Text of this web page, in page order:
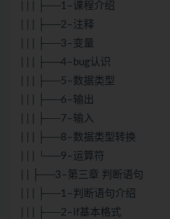
| | | ├──1–课程介绍
| | | ├──2–注释
| | | ├──3–变量
| | | ├──4–bug认识
| | | ├──5–数据类型
| | | ├──6–输出
| | | ├──7–输入
| | | ├──8–数据类型转换
| | | └──9–运算符
| | ├──3–第三章 判断语句
| | | ├──1–判断语句介绍
| | | ├──2–if基本格式